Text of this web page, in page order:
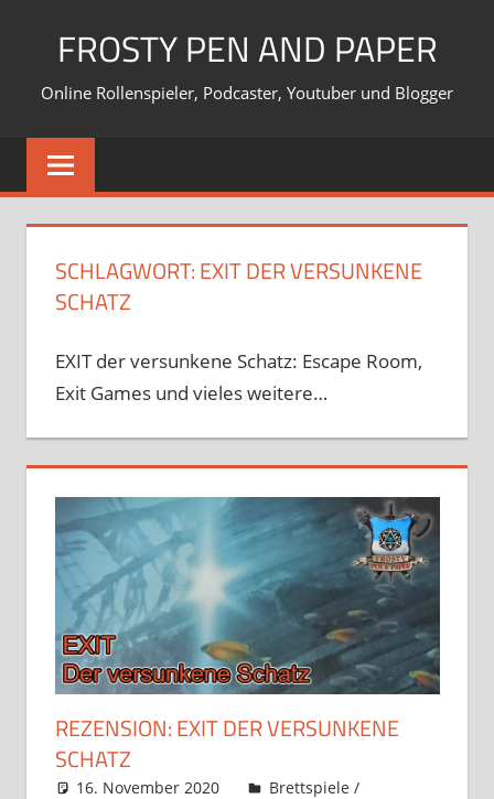
FROSTY PEN AND PAPER
Online Rollenspieler, Podcaster, Youtuber und Blogger
SCHLAGWORT:EXIT DER VERSUNKENE
SCHATZ
EXIT der versunkene Schatz: Escape Room,
Exit Games und vieles weitere…
REZENSION: EXIT DER VERSUNKENE
SCHATZ
16. November 2020 Frosty
Brettspiele /